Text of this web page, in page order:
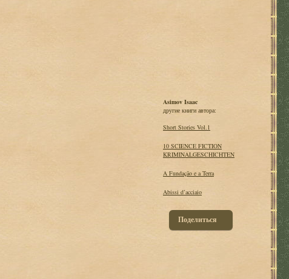
Asimov Isaac
другие книги автора:
Short Stories Vol.1
10 SCIENCE FICTION
KRIMINALGESCHICHTEN
A Fundação e a Terra
Abissi d’acciaio
Поделиться